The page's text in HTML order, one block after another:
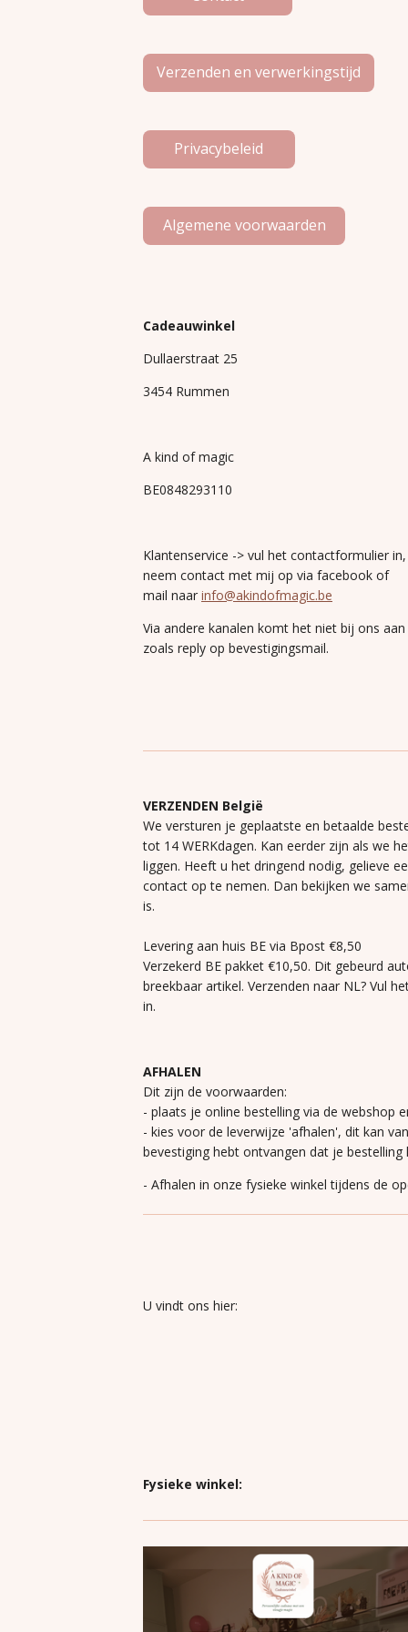
Verzenden en verwerkingstijd
Privacybeleid
Algemene voorwaarden
Cadeauwinkel
Dullaerstraat 25
3454 Rummen
A kind of magic
BE0848293110
Klantenservice -> vul het contactformulier in,
neem contact met mij op via facebook of
mail naar info@akindofmagic.be
Via andere kanalen komt het niet bij ons aan
zoals reply op bevestigingsmail.
VERZENDEN België
We versturen je geplaatste en betaalde
tot 14 WERKdagen. Kan eerder zijn als we
liggen. Heeft u het dringend nodig, gelieve
contact op te nemen. Dan bekijken we
is.
Levering aan huis BE via Bpost €8,50
Verzekerd BE pakket €10,50. Dit gebeurd
breekbaar artikel. Verzenden naar NL? Vul
in.
AFHALEN
Dit zijn de voorwaarden:
- plaats je online bestelling via de webshop
- kies voor de leverwijze 'afhalen', dit kan
bevestiging hebt ontvangen dat je bestelling
- Afhalen in onze fysieke winkel tijdens de
U vindt ons hier:
Fysieke winkel: